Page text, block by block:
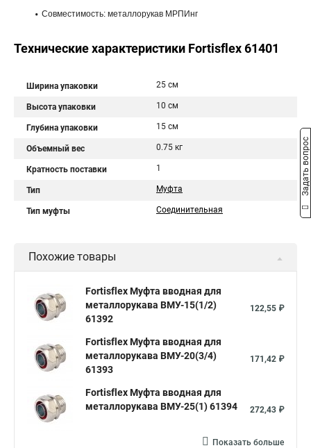
Совместимость: металлорукав МРПИнг
Технические характеристики Fortisflex 61401
Ширина упаковки 25 см
Высота упаковки 10 см
Глубина упаковки 15 см
Объемный вес 0.75 кг
Кратность поставки 1
Тип Муфта
Тип муфты Соединительная
Похожие товары
Fortisflex Муфта вводная для
металлорукава ВМУ-15(1/2)
61392
122,55 ₽
Fortisflex Муфта вводная для
металлорукава ВМУ-20(3/4)
61393
171,42 ₽
Fortisflex Муфта вводная для
металлорукава ВМУ-25(1) 61394
272,43 ₽
Показать больше
Задать вопрос